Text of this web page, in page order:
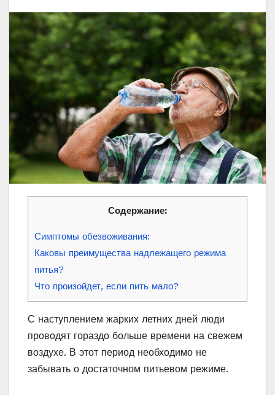
Содержание:
Симптомы обезвоживания:
Каковы преимущества надлежащего режима
питья?
Что произойдет, если пить мало?
С наступлением жарких летних дней люди
проводят гораздо больше времени на свежем
воздухе. В этот период необходимо не
забывать о достаточном питьевом режиме.